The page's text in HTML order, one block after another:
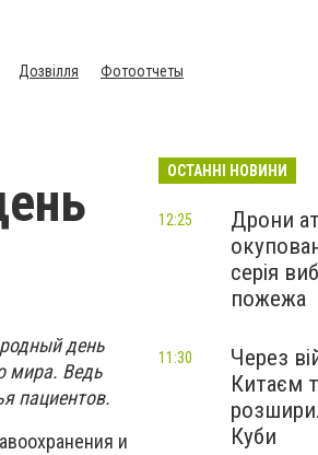
Дозвілля Фотоотчеты
день
мира. Ведь
пациентов.
и
ОСТАННІ НОВИНИ
Дрони
серія
пожежа
12:25
Через
Китаєм
Куби
11:30